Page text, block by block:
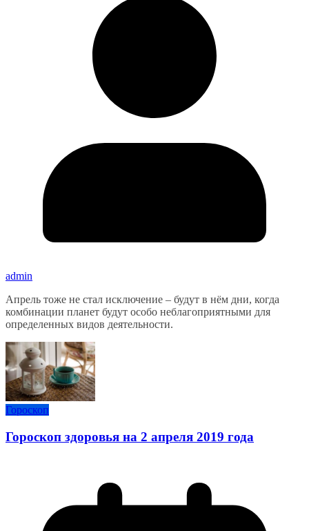
admin
Апрель тоже не стал исключение – будут в нём дни, когда
комбинации планет будут особо неблагоприятными для
определенных видов деятельности.
Гороскоп
Гороскоп здоровья на 2 апреля 2019 года